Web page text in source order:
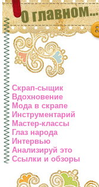
Скрап-сыщик
Вдохновение
Мода в скрапе
Инструментарий
Мастер-классы
Глаз народа
Интервью
Анализируй это
Ссылки и обзоры